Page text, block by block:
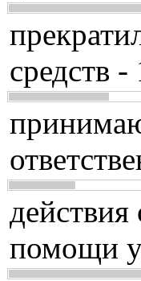
средств
помощи